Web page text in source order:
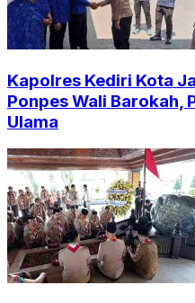
Kapolres Kediri Kota
Ponpes Wali Barokah,
Ulama